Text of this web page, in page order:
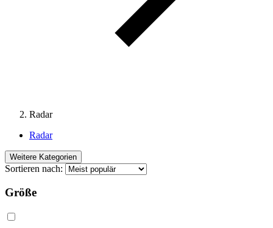
Radar
Radar
Weitere Kategorien
Sortieren nach:
Größe